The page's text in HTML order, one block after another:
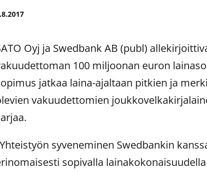
Oyj ja Swedbank AB (publ)
100 miljoonan euron
jatkaa laina-ajaltaan pitkien ja
vakuudettomien
syveneminen Swedbankin
sopivalla